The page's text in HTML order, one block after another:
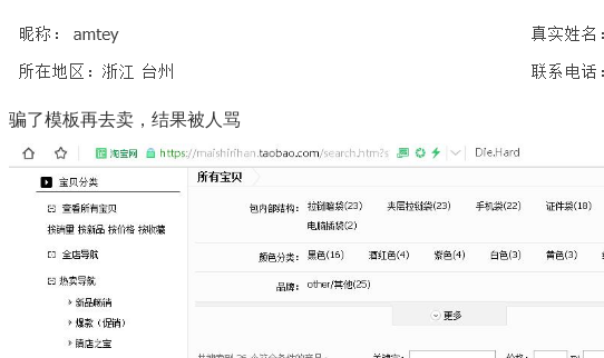
骗了模板再去卖，结果被人骂